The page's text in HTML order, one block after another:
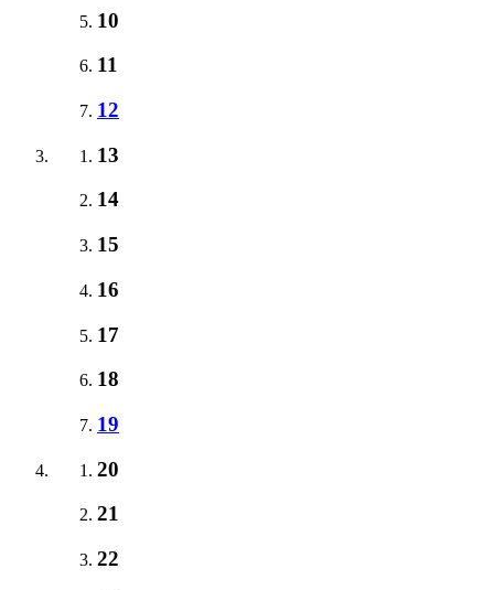
10
11
12
13
14
15
16
17
18
19
20
21
22